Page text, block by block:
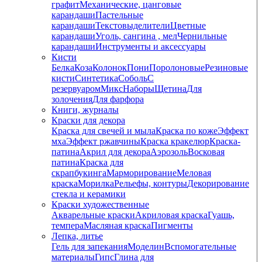
графитМеханические, цанговые
карандашиПастельные
карандашиТекстовыделителиЦветные
карандашиУголь, сангина , мелЧернильные
карандашиИнструменты и аксессуары
Кисти
БелкаКозаКолонокПониПоролоновыеРезиновые
кистиСинтетикаСобольС
резервуаромМиксНаборыЩетинаДля
золоченияДля фарфора
Книги, журналы
Краски для декора
Краска для свечей и мылаКраска по кожеЭффект
мхаЭффект ржавчиныКраска кракелюрКраска-
патинаАкрил для декораАэрозольВосковая
патинаКраска для
скрапбукингаМарморированиеМеловая
краскаМорилкаРельефы, контурыДекорирование
стекла и керамики
Краски художественные
Акварельные краскиАкриловая краскаГуашь,
темпераМасляная краскаПигменты
Лепка, литье
Гель для запеканияМоделинВспомогательные
материалыГипсГлина для